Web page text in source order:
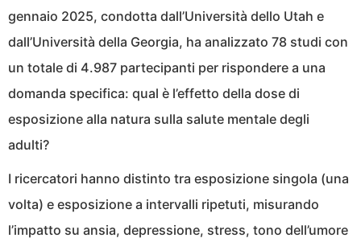
gennaio 2025, condotta dall’Università dello Utah e
dall’Università della Georgia, ha analizzato 78 studi con
un totale di 4.987 partecipanti per rispondere a una
domanda specifica: qual è l’effetto della dose di
esposizione alla natura sulla salute mentale degli
adulti?
I ricercatori hanno distinto tra esposizione singola (una
volta) e esposizione a intervalli ripetuti, misurando
l’impatto su ansia, depressione, stress, tono dell’umore